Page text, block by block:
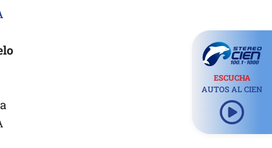
ESCUCHA
AUTOS AL CIEN